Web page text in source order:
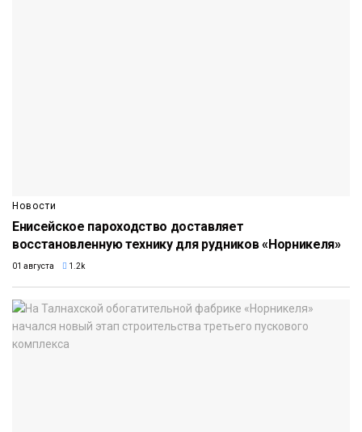
Новости
Енисейское пароходство доставляет
восстановленную технику для рудников «Норникеля»
01 августа 1.2k